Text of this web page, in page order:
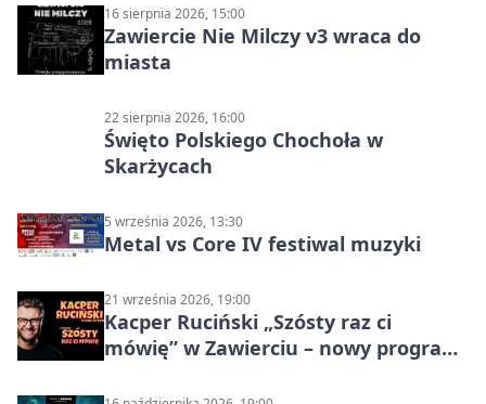
16 sierpnia 2026, 15:00
Zawiercie Nie Milczy v3 wraca do
miasta
22 sierpnia 2026, 16:00
Święto Polskiego Chochoła w
Skarżycach
5 września 2026, 13:30
Metal vs Core IV festiwal muzyki
21 września 2026, 19:00
Kacper Ruciński „Szósty raz ci
mówię” w Zawierciu – nowy program